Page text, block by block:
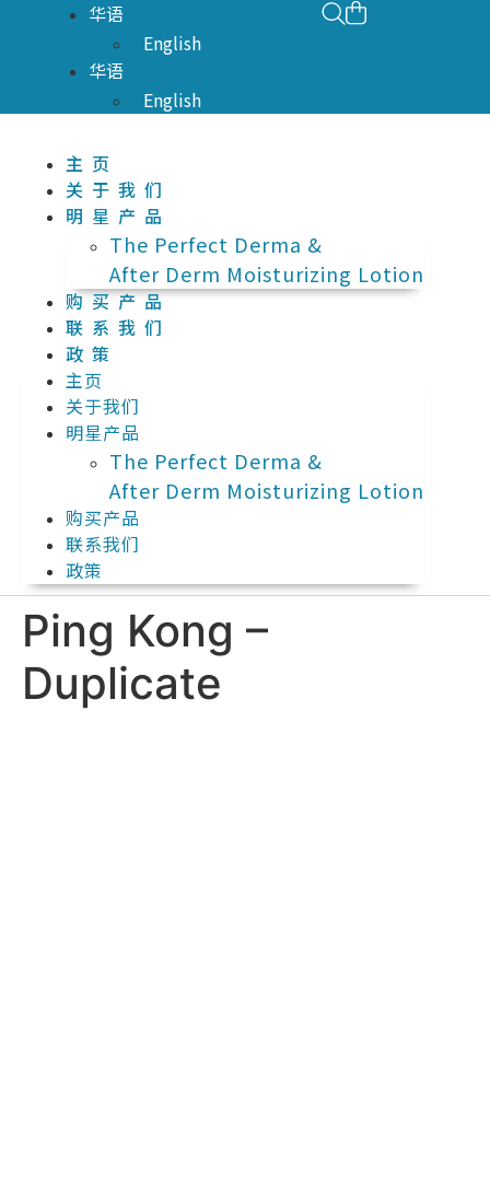
华语
English
华语
English
主页
关于我们
明星产品
The Perfect Derma​ &
After Derm Moisturizing Lotion​​
购买产品
联系我们
政策
主页
关于我们
明星产品
The Perfect Derma​ &
After Derm Moisturizing Lotion​​
购买产品
联系我们
政策
Ping Kong –
Duplicate